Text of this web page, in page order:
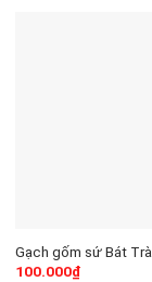
Gạch gốm sứ Bát
100.000₫